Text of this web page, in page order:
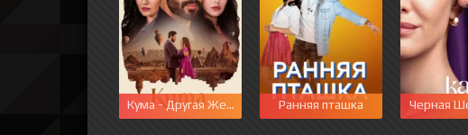
Кума - Другая Жена Ранняя пташка Черная